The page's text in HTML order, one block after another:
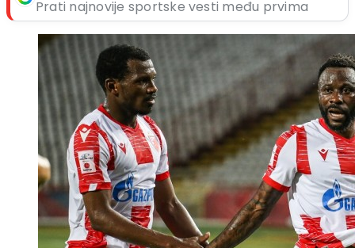
Prati najnovije sportske vesti među prvima